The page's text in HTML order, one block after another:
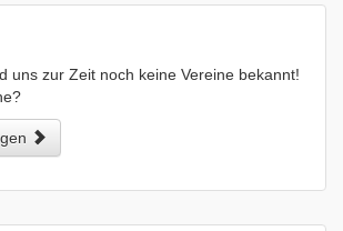
uns zur Zeit noch keine Vereine bekannt!